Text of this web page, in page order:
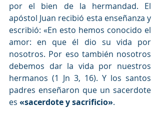
por el bien de la hermandad. El
apóstol Juan recibió esta enseñanza y
escribió: «En esto hemos conocido el
amor: en que él dio su vida por
nosotros. Por eso también nosotros
debemos dar la vida por nuestros
hermanos (1 Jn 3, 16). Y los santos
padres enseñaron que un sacerdote
es «sacerdote y sacrificio».